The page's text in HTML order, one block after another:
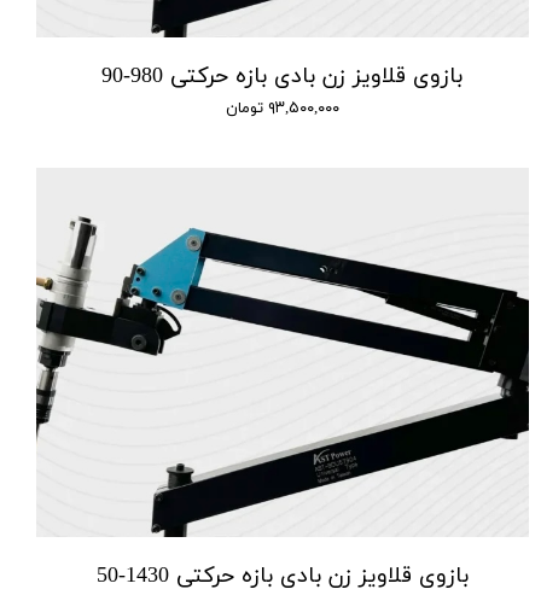
بازوی قلاویز زن بادی بازه حرکتی 980-90
۹۳,۵۰۰,۰۰۰ تومان
بازوی قلاویز زن بادی بازه حرکتی 1430-50